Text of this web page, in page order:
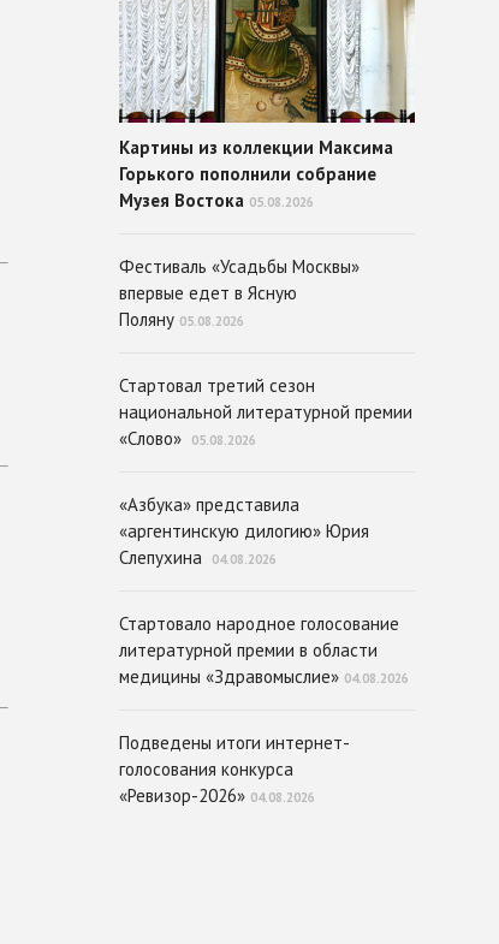
Картины из коллекции Максима
Горького пополнили собрание
Музея Востока 05.08.2026
Фестиваль «Усадьбы Москвы»
впервые едет в Ясную
Поляну 05.08.2026
Стартовал третий сезон
национальной литературной премии
«Слово»
05.08.2026
«Азбука» представила
«аргентинскую дилогию» Юрия
Слепухина
04.08.2026
Стартовало народное голосование
литературной премии в области
медицины «Здравомыслие» 04.08.2026
Подведены итоги интернет-
голосования конкурса
«Ревизор-2026» 04.08.2026